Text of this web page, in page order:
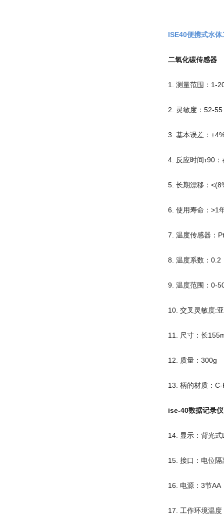
ISE40便携式水
二氧化碳传感器
1. 测量范围：1-
2. 灵敏度：52-
3. 基本误差：
4. 反应时间τ90
5. 长期漂移：
6. 使用寿命：>1
7. 温度传感器：
8. 温度系数：0.2
9. 温度范围：0-
10. 交叉灵敏度:
11. 尺寸：长
12. 质量：300g
13. 柄的材质：C-
ise-40数据记录仪
14. 显示：背光
15. 接口：电位
16. 电源：3节AA
17. 工作环境温